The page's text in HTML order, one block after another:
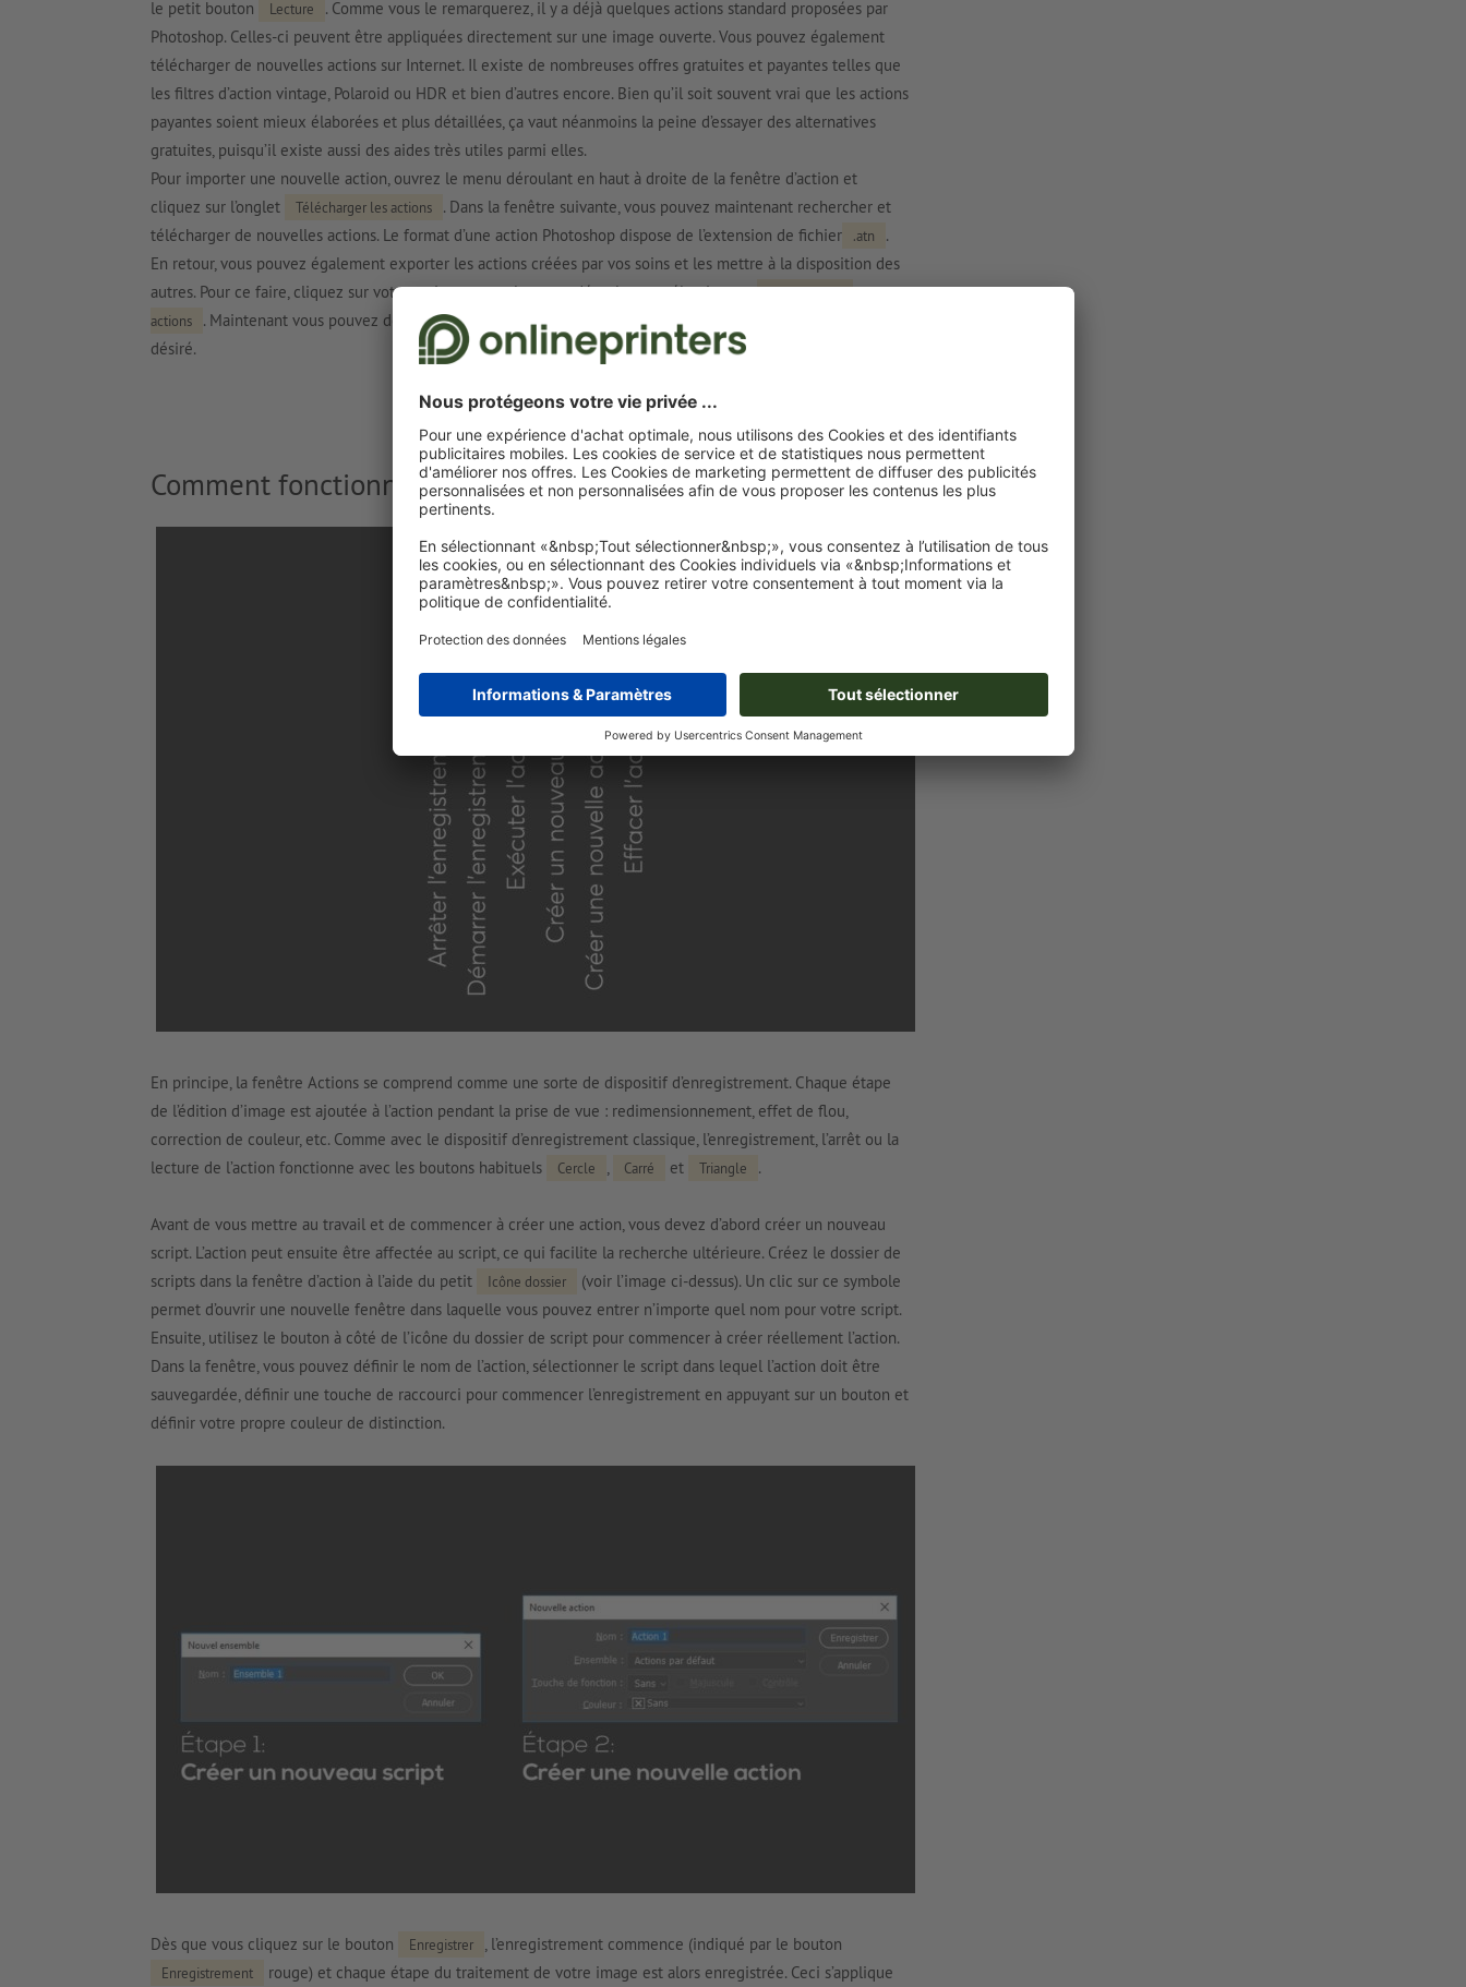
le petit bouton
Lecture
. Comme vous le remarquerez, il y a déjà quelques actions standard proposées par
Photoshop. Celles-ci peuvent être appliquées directement sur une image ouverte. Vous pouvez également
télécharger de nouvelles actions sur Internet. Il existe de nombreuses offres gratuites et payantes telles que
les filtres d’action vintage, Polaroid ou HDR et bien d’autres encore. Bien qu’il soit souvent vrai que les actions
payantes soient mieux élaborées et plus détaillées, ça vaut néanmoins la peine d’essayer des alternatives
gratuites, puisqu’il existe aussi des aides très utiles parmi elles.
Pour importer une nouvelle action, ouvrez le menu déroulant en haut à droite de la fenêtre d’action et
cliquez sur l’onglet
Télécharger les actions
. Dans la fenêtre suivante, vous pouvez maintenant rechercher et
télécharger de nouvelles actions. Le format d’une action Photoshop dispose de l’extension de fichier
.atn
.
En retour, vous pouvez également exporter les actions créées par vos soins et les mettre à la disposition des
autres. Pour ce faire, cliquez sur votre action, ouvrez le menu déroulant et sélectionnez
Enregistrer les
actions
. Maintenant vous pouvez donner à votre fichier .atn son nom propre et le stocker dans le répertoire
désiré.
Comment fonctionnent les actions Photoshop
En principe, la fenêtre Actions se comprend comme une sorte de dispositif d’enregistrement. Chaque étape
de l’édition d’image est ajoutée à l’action pendant la prise de vue : redimensionnement, effet de flou,
correction de couleur, etc. Comme avec le dispositif d’enregistrement classique, l’enregistrement, l’arrêt ou la
lecture de l’action fonctionne avec les boutons habituels
Cercle Carré et Triangle .
Avant de vous mettre au travail et de commencer à créer une action, vous devez d’abord créer un nouveau
script. L’action peut ensuite être affectée au script, ce qui facilite la recherche ultérieure. Créez le dossier de
scripts dans la fenêtre d’action à l’aide du petit
Icône dossier
(voir l’image ci-dessus). Un clic sur ce symbole
permet d’ouvrir une nouvelle fenêtre dans laquelle vous pouvez entrer n’importe quel nom pour votre script.
Ensuite, utilisez le bouton à côté de l’icône du dossier de script pour commencer à créer réellement l’action.
Dans la fenêtre, vous pouvez définir le nom de l’action, sélectionner le script dans lequel l’action doit être
sauvegardée, définir une touche de raccourci pour commencer l’enregistrement en appuyant sur un bouton et
définir votre propre couleur de distinction.
Dès que vous cliquez sur le bouton Enregistrer , l’enregistrement commence (indiqué par le bouton
Enregistrement rouge) et chaque étape du traitement de votre image est alors enregistrée. Ceci s’applique